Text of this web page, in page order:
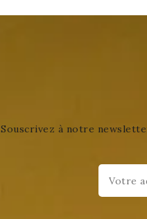
Souscrivez à notre